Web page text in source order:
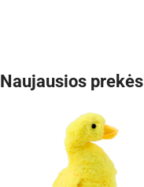
Naujausios prekės